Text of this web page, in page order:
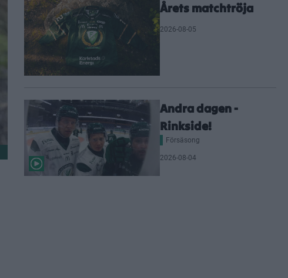
Årets matchtröja
2026-08-05
Andra dagen -
Rinkside!
Försäsong
2026-08-04